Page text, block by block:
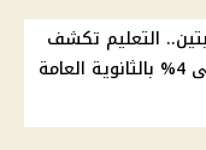
التعليم تكشف